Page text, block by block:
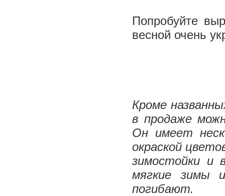
Попробуйте
весной очень
Кроме
в продаже
Он имеет
окраской
зимостойки и
мягкие зимы
погибают.